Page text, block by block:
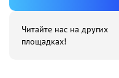
Читайте нас на других
площадках!